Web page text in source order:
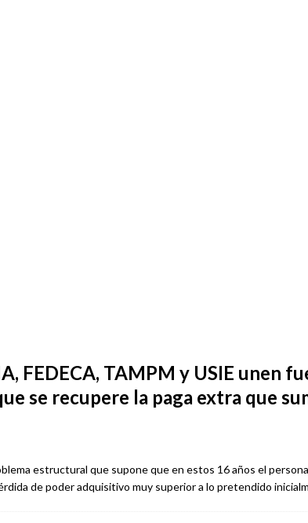
FEDECA, TAMPM y USIE unen
se recupere la paga extra que
estructural que supone que en estos 16 años el
de poder adquisitivo muy superior a lo pretendido